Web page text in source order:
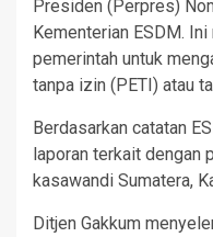
Presiden (Perpres)
Kementerian ESDM.
pemerintah untuk
tanpa izin (PETI) atau
Berdasarkan catatan
laporan terkait dengan
kasawandi Sumatera,
Ditjen Gakkum